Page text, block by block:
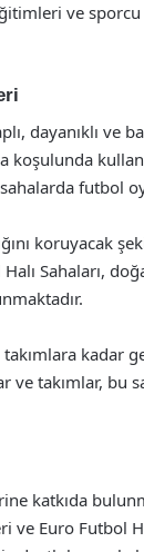
ve
dayanıklı ve
futbol
koruyacak
Sahaları,
kadar
ve takımlar, bu
katkıda
ve Euro Futbol